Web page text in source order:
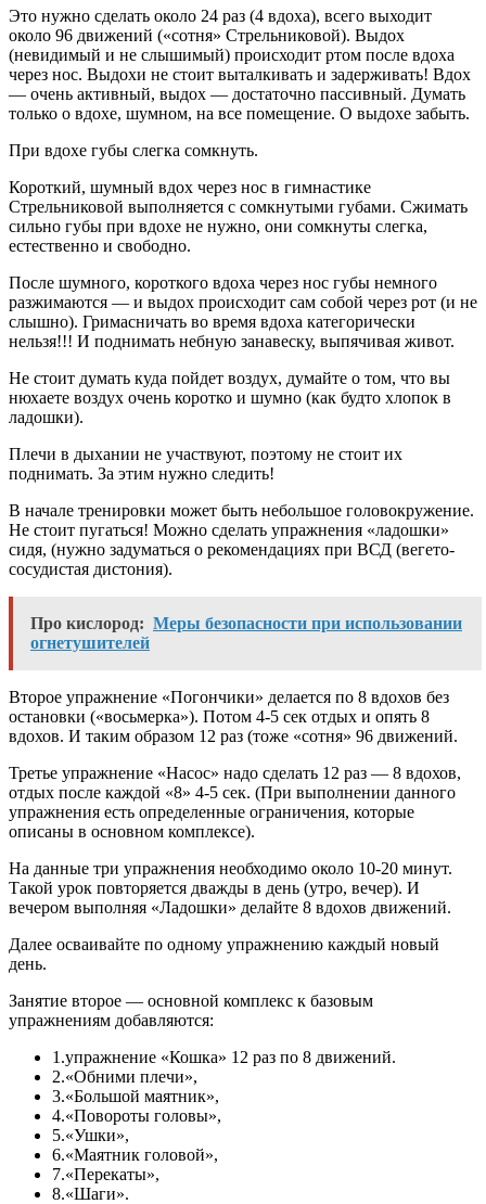
Это нужно сделать около 24 раз (4 вдоха), всего выходит
около 96 движений («сотня» Стрельниковой). Выдох
(невидимый и не слышимый) происходит ртом после вдоха
через нос. Выдохи не стоит выталкивать и задерживать! Вдох
— очень активный, выдох — достаточно пассивный. Думать
только о вдохе, шумном, на все помещение. О выдохе забыть.
При вдохе губы слегка сомкнуть.
Короткий, шумный вдох через нос в гимнастике
Стрельниковой выполняется с сомкнутыми губами. Сжимать
сильно губы при вдохе не нужно, они сомкнуты слегка,
естественно и свободно.
После шумного, короткого вдоха через нос губы немного
разжимаются — и выдох происходит сам собой через рот (и не
слышно). Гримасничать во время вдоха категорически
нельзя!!! И поднимать небную занавеску, выпячивая живот.
Не стоит думать куда пойдет воздух, думайте о том, что вы
нюхаете воздух очень коротко и шумно (как будто хлопок в
ладошки).
Плечи в дыхании не участвуют, поэтому не стоит их
поднимать. За этим нужно следить!
В начале тренировки может быть небольшое головокружение.
Не стоит пугаться! Можно сделать упражнения «ладошки»
сидя, (нужно задуматься о рекомендациях при ВСД (вегето-
сосудистая дистония).
Про кислород: Меры безопасности при использовании
огнетушителей
Второе упражнение «Погончики» делается по 8 вдохов без
остановки («восьмерка»). Потом 4-5 сек отдых и опять 8
вдохов. И таким образом 12 раз (тоже «сотня» 96 движений.
Третье упражнение «Насос» надо сделать 12 раз — 8 вдохов,
отдых после каждой «8» 4-5 сек. (При выполнении данного
упражнения есть определенные ограничения, которые
описаны в основном комплексе).
На данные три упражнения необходимо около 10-20 минут.
Такой урок повторяется дважды в день (утро, вечер). И
вечером выполняя «Ладошки» делайте 8 вдохов движений.
Далее осваивайте по одному упражнению каждый новый
день.
Занятие второе — основной комплекс к базовым
упражнениям добавляются:
1.упражнение «Кошка» 12 раз по 8 движений.
2.«Обними плечи»,
3.«Большой маятник»,
4.«Повороты головы»,
5.«Ушки»,
6.«Маятник головой»,
7.«Перекаты»,
8.«Шаги».